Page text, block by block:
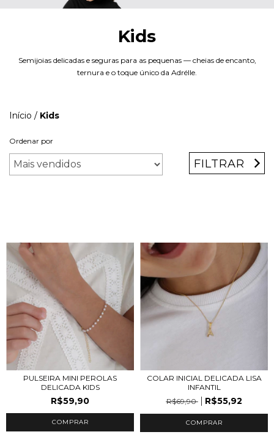
Kids
Semijoias delicadas e seguras para as pequenas — cheias de encanto,
ternura e o toque único da Adrélle.
Início / Kids
Ordenar por
FILTRAR
PULSEIRA MINI PEROLAS
DELICADA KIDS
R$59,90
COLAR INICIAL DELICADA LISA
INFANTIL
R$69,90
R$55,92
COMPRAR